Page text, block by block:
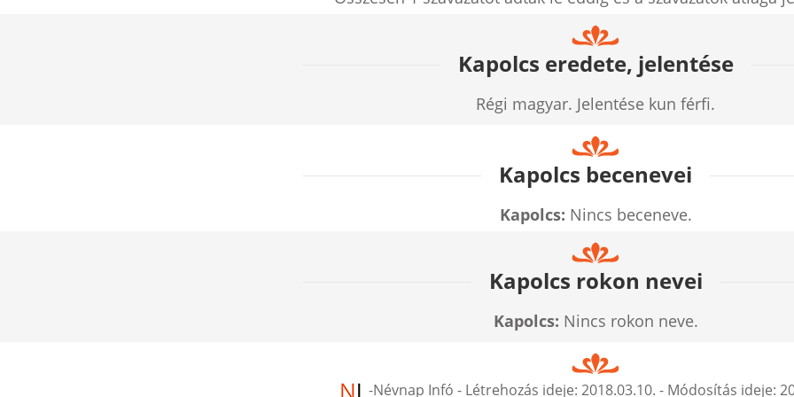
Kapolcs eredete, jelentése
Régi magyar. Jelentése kun férfi.
Kapolcs becenevei
Kapolcs: Nincs beceneve.
Kapolcs rokon nevei
Kapolcs: Nincs rokon neve.
-Névnap Infó - Létrehozás ideje: 2018.03.10. - Módosítás ideje: